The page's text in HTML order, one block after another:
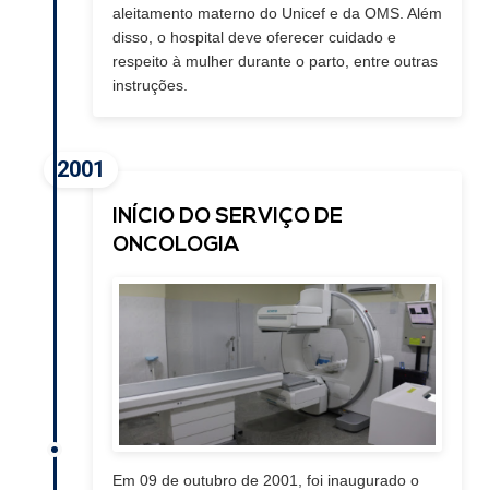
aleitamento materno do Unicef e da OMS. Além
disso, o hospital deve oferecer cuidado e
respeito à mulher durante o parto, entre outras
instruções.
2001
INÍCIO DO SERVIÇO DE
ONCOLOGIA
Em 09 de outubro de 2001, foi inaugurado o